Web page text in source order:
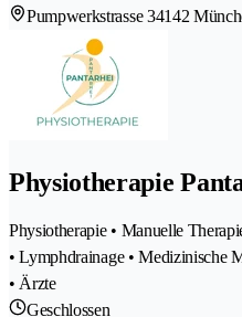
Pumpwerkstrasse 34142
Physiotherapie
Physiotherapie • Manuelle
• Lymphdrainage • Medizinische
• Ärzte
Geschlossen